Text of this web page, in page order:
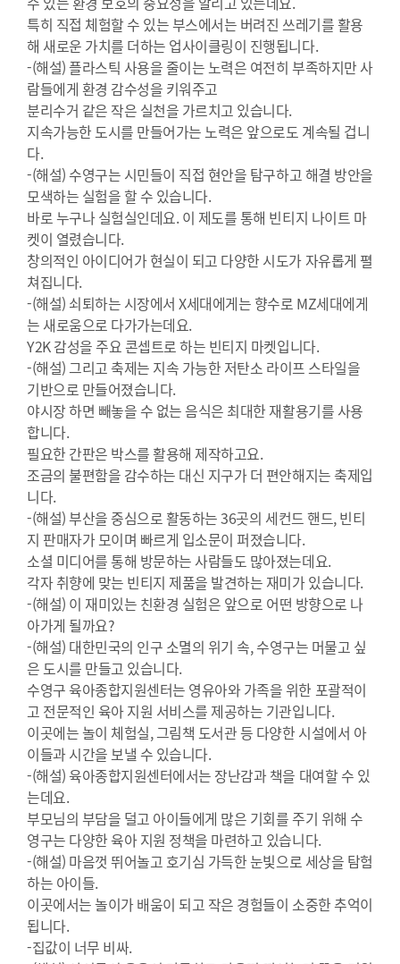
특히 직접 체험할 수 있는 부스에서는 버려진 쓰레기를 활용
해 새로운 가치를 더하는 업사이클링이 진행됩니다.
-(해설) 플라스틱 사용을 줄이는 노력은 여전히 부족하지만 사
람들에게 환경 감수성을 키워주고
분리수거 같은 작은 실천을 가르치고 있습니다.
지속가능한 도시를 만들어가는 노력은 앞으로도 계속될 겁니
다.
-(해설) 수영구는 시민들이 직접 현안을 탐구하고 해결 방안을
모색하는 실험을 할 수 있습니다.
바로 누구나 실험실인데요. 이 제도를 통해 빈티지 나이트 마
켓이 열렸습니다.
창의적인 아이디어가 현실이 되고 다양한 시도가 자유롭게 펼
쳐집니다.
-(해설) 쇠퇴하는 시장에서 X세대에게는 향수로 MZ세대에게
는 새로움으로 다가가는데요.
Y2K 감성을 주요 콘셉트로 하는 빈티지 마켓입니다.
-(해설) 그리고 축제는 지속 가능한 저탄소 라이프 스타일을
기반으로 만들어졌습니다.
야시장 하면 빼놓을 수 없는 음식은 최대한 재활용기를 사용
합니다.
필요한 간판은 박스를 활용해 제작하고요.
조금의 불편함을 감수하는 대신 지구가 더 편안해지는 축제입
니다.
-(해설) 부산을 중심으로 활동하는 36곳의 세컨드 핸드, 빈티
지 판매자가 모이며 빠르게 입소문이 퍼졌습니다.
소셜 미디어를 통해 방문하는 사람들도 많아졌는데요.
각자 취향에 맞는 빈티지 제품을 발견하는 재미가 있습니다.
-(해설) 이 재미있는 친환경 실험은 앞으로 어떤 방향으로 나
아가게 될까요?
-(해설) 대한민국의 인구 소멸의 위기 속, 수영구는 머물고 싶
은 도시를 만들고 있습니다.
수영구 육아종합지원센터는 영유아와 가족을 위한 포괄적이
고 전문적인 육아 지원 서비스를 제공하는 기관입니다.
이곳에는 놀이 체험실, 그림책 도서관 등 다양한 시설에서 아
이들과 시간을 보낼 수 있습니다.
-(해설) 육아종합지원센터에서는 장난감과 책을 대여할 수 있
는데요.
부모님의 부담을 덜고 아이들에게 많은 기회를 주기 위해 수
영구는 다양한 육아 지원 정책을 마련하고 있습니다.
-(해설) 마음껏 뛰어놀고 호기심 가득한 눈빛으로 세상을 탐험
하는 아이들.
이곳에서는 놀이가 배움이 되고 작은 경험들이 소중한 추억이
됩니다.
-집값이 너무 비싸.